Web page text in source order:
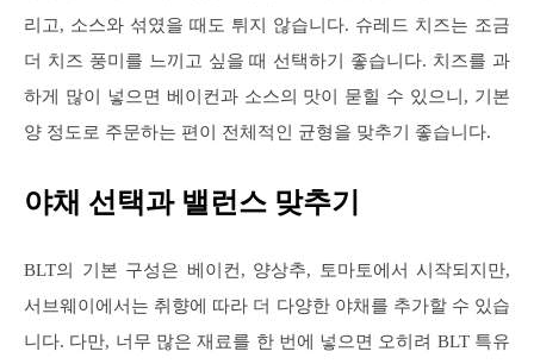
리고, 소스와 섞였을 때도 튀지 않습니다. 슈레드 치즈는 조금
더 치즈 풍미를 느끼고 싶을 때 선택하기 좋습니다. 치즈를 과
하게 많이 넣으면 베이컨과 소스의 맛이 묻힐 수 있으니, 기본
양 정도로 주문하는 편이 전체적인 균형을 맞추기 좋습니다.
야채 선택과 밸런스 맞추기
BLT의 기본 구성은 베이컨, 양상추, 토마토에서 시작되지만,
서브웨이에서는 취향에 따라 더 다양한 야채를 추가할 수 있습
니다. 다만, 너무 많은 재료를 한 번에 넣으면 오히려 BLT 특유